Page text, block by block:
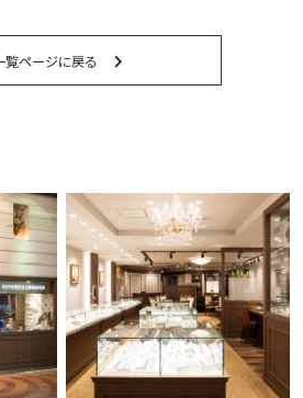
覧ページに戻る